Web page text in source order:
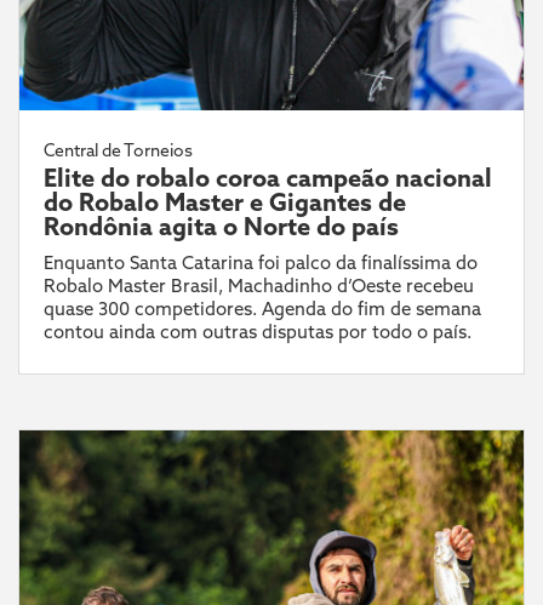
Central de Torneios
Elite do robalo coroa campeão nacional
do Robalo Master e Gigantes de
Rondônia agita o Norte do país
Enquanto Santa Catarina foi palco da finalíssima do
Robalo Master Brasil, Machadinho d’Oeste recebeu
quase 300 competidores. Agenda do fim de semana
contou ainda com outras disputas por todo o país.